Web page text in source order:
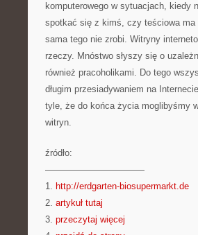
komputerowego w sytuacjach, kiedy
spotkać się z kimś, czy teściowa
sama tego nie zrobi. Witryny
rzeczy. Mnóstwo słyszy się o
również pracoholikami. Do tego
długim przesiadywaniem na
tyle, że do końca życia moglibyśmy
witryn.
źródło:
———————————
1. http://erdgarten-biosupermarkt.de
2. artykuł tutaj
3. przeczytaj więcej